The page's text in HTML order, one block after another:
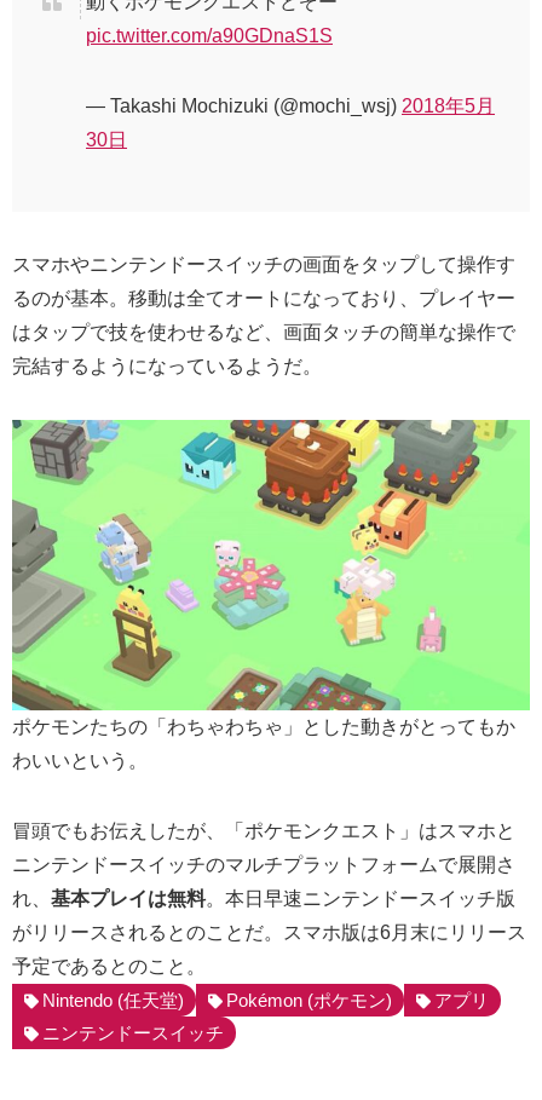
pic.twitter.com/a90GDnaS1S
— Takashi Mochizuki (@mochi_wsj) 2018年5月
30日
スマホやニンテンドースイッチの画面をタップして操作す
るのが基本。移動は全てオートになっており、プレイヤー
はタップで技を使わせるなど、画面タッチの簡単な操作で
完結するようになっているようだ。
ポケモンたちの「わちゃわちゃ」とした動きがとってもか
わいいという。
冒頭でもお伝えしたが、「ポケモンクエスト」はスマホと
ニンテンドースイッチのマルチプラットフォームで展開さ
れ、 基本プレイは無料。本日早速ニンテンドースイッチ版
がリリースされるとのことだ。スマホ版は6月末にリリース
予定であるとのこと。
Nintendo (任天堂)
Pokémon (ポケモン)
アプリ
ニンテンドースイッチ